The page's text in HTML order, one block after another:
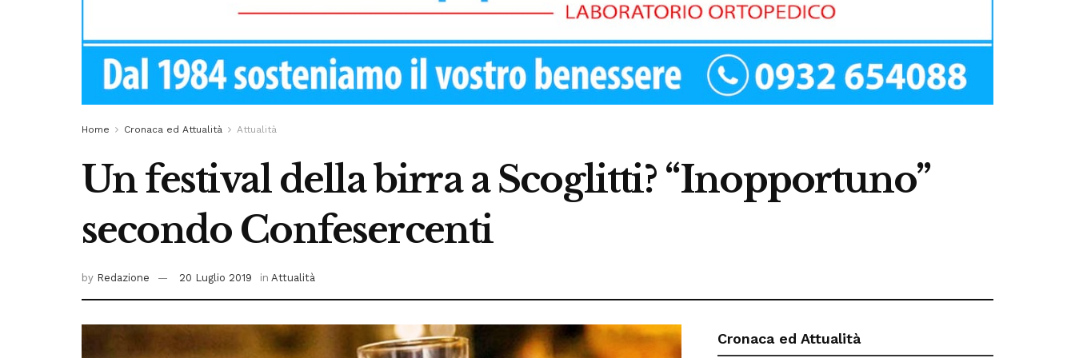
Home Cronaca ed Attualità Attualità
Un festival della birra a Scoglitti? “Inopportuno”
secondo Confesercenti
by Redazione 20 Luglio 2019 in Attualità
Cronaca ed Attualità